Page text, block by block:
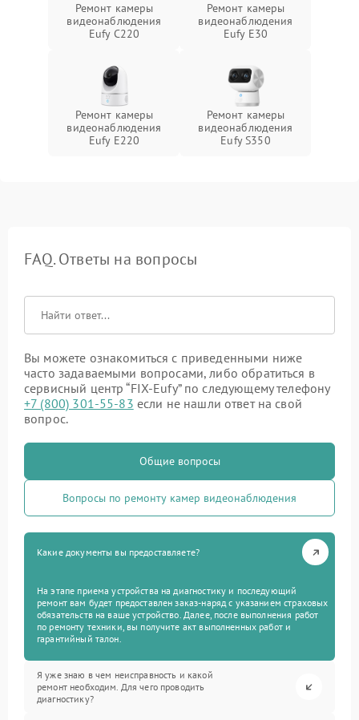
Ремонт камеры
видеонаблюдения
Eufy C220
Ремонт камеры
видеонаблюдения
Eufy E30
Ремонт камеры
видеонаблюдения
Eufy E220
Ремонт камеры
видеонаблюдения
Eufy S350
FAQ. Ответы на вопросы
Вы можете ознакомиться с приведенными ниже
часто задаваемыми вопросами, либо обратиться в
сервисный центр “FIX-Eufy” по следующему телефону
+7 (800) 301-55-83 если не нашли ответ на свой
вопрос.
Общие вопросы
Вопросы по ремонту камер видеонаблюдения
Какие документы вы предоставляете?
На этапе приема устройства на диагностику и последующий
ремонт вам будет предоставлен заказ-наряд с указанием страховых
обязательств на ваше устройство. Далее, после выполнения работ
по ремонту техники, вы получите акт выполненных работ и
гарантийный талон.
Я уже знаю в чем неисправность и какой
ремонт необходим. Для чего проводить
диагностику?